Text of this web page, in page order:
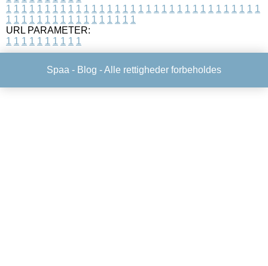
1 1 1 1 1 1 1 1 1 1 1 1 1 1 1 1 1 1 1 1 1 1 1 1 1 1 1 1 1 1 1 1 1
1 1 1 1 1 1 1 1 1 1 1 1 1 1 1 1 1
URL PARAMETER:
1 1 1 1 1 1 1 1 1 1
Spaa - Blog - Alle rettigheder forbeholdes